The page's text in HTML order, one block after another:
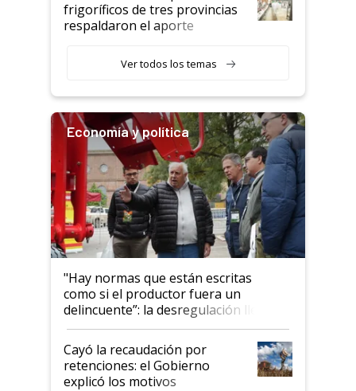
descalificaban, yo seguí
haciendo currículum"
frigoríficos de tres provincias
respaldaron el aporte
Ver todos los temas
Economía y política
"Hay normas que están escritas
como si el productor fuera un
delincuente”: la desregulación llegó
al Congreso Aapresid y hasta se
habló del financiamiento al IPCVA
Cayó la recaudación por
retenciones: el Gobierno
explicó los motivos